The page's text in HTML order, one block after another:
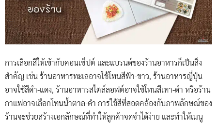
การเลือกสีให้เข้ากับคอนเซ็ปต์ และแบรนด์ของร้านอาหารก็เป็นสิ่ง
สำคัญ เช่น ร้านอาหารทะเลอาจใช้โทนสีฟ้า-ขาว, ร้านอาหารญี่ปุ่น
อาจใช้สีดำ-แดง, ร้านอาหารสไตล์ลอฟต์อาจใช้โทนสีเทา-ดำ หรือร้าน
กาแฟอาจเลือกโทนน้ำตาล-ดำ การใช้สีที่สอดคล้องกับภาพลักษณ์ของ
ร้านจะช่วยสร้างเอกลักษณ์ที่ทำให้ลูกค้าจดจำได้ง่าย และทำให้เมนู